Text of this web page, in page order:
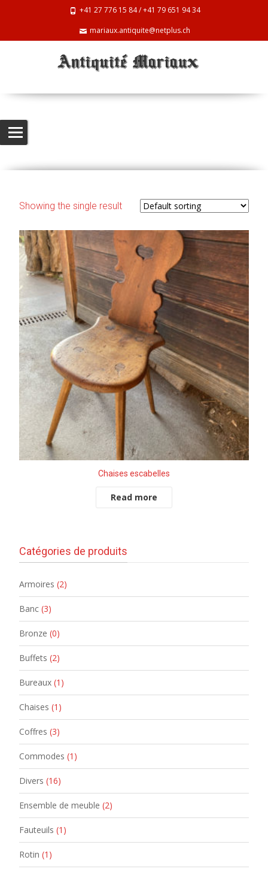
+41 27 776 15 84 / +41 79 651 94 34
mariaux.antiquite@netplus.ch
Showing the single result
Chaises escabelles
Read more
Catégories de produits
Armoires (2)
Banc (3)
Bronze (0)
Buffets (2)
Bureaux (1)
Chaises (1)
Coffres (3)
Commodes (1)
Divers (16)
Ensemble de meuble (2)
Fauteuils (1)
Rotin (1)